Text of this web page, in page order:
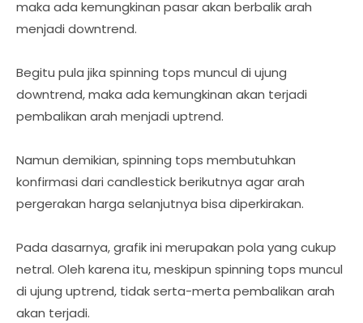
maka ada kemungkinan pasar akan berbalik arah
menjadi downtrend.
Begitu pula jika spinning tops muncul di ujung
downtrend, maka ada kemungkinan akan terjadi
pembalikan arah menjadi uptrend.
Namun demikian, spinning tops membutuhkan
konfirmasi dari candlestick berikutnya agar arah
pergerakan harga selanjutnya bisa diperkirakan.
Pada dasarnya, grafik ini merupakan pola yang cukup
netral. Oleh karena itu, meskipun spinning tops muncul
di ujung uptrend, tidak serta-merta pembalikan arah
akan terjadi.